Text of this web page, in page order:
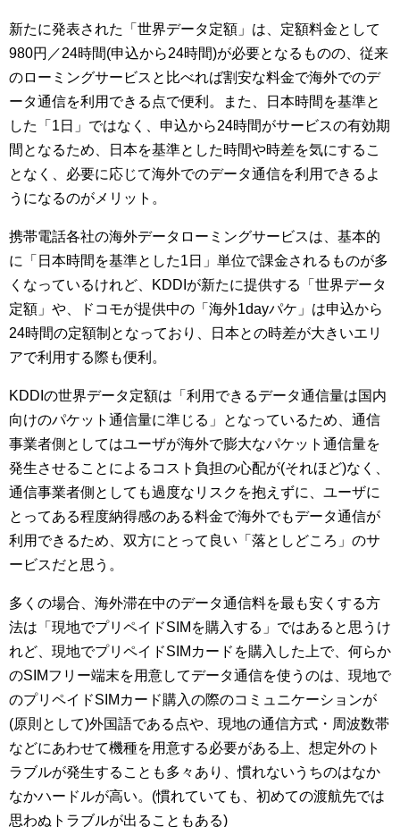
新たに発表された「世界データ定額」は、定額料金として
980円／24時間(申込から24時間)が必要となるものの、従来
のローミングサービスと比べれば割安な料金で海外でのデ
ータ通信を利用できる点で便利。また、日本時間を基準と
した「1日」ではなく、申込から24時間がサービスの有効期
間となるため、日本を基準とした時間や時差を気にするこ
となく、必要に応じて海外でのデータ通信を利用できるよ
うになるのがメリット。
携帯電話各社の海外データローミングサービスは、基本的
に「日本時間を基準とした1日」単位で課金されるものが多
くなっているけれど、KDDIが新たに提供する「世界データ
定額」や、ドコモが提供中の「海外1dayパケ」は申込から
24時間の定額制となっており、日本との時差が大きいエリ
アで利用する際も便利。
KDDIの世界データ定額は「利用できるデータ通信量は国内
向けのパケット通信量に準じる」となっているため、通信
事業者側としてはユーザが海外で膨大なパケット通信量を
発生させることによるコスト負担の心配が(それほど)なく、
通信事業者側としても過度なリスクを抱えずに、ユーザに
とってある程度納得感のある料金で海外でもデータ通信が
利用できるため、双方にとって良い「落としどころ」のサ
ービスだと思う。
多くの場合、海外滞在中のデータ通信料を最も安くする方
法は「現地でプリペイドSIMを購入する」ではあると思うけ
れど、現地でプリペイドSIMカードを購入した上で、何らか
のSIMフリー端末を用意してデータ通信を使うのは、現地で
のプリペイドSIMカード購入の際のコミュニケーションが
(原則として)外国語である点や、現地の通信方式・周波数帯
などにあわせて機種を用意する必要がある上、想定外のト
ラブルが発生することも多々あり、慣れないうちのはなか
なかハードルが高い。(慣れていても、初めての渡航先では
思わぬトラブルが出ることもある)